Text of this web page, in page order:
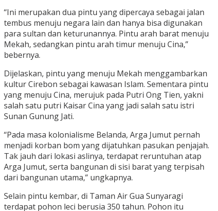
“Ini merupakan dua pintu yang dipercaya sebagai jalan
tembus menuju negara lain dan hanya bisa digunakan
para sultan dan keturunannya. Pintu arah barat menuju
Mekah, sedangkan pintu arah timur menuju Cina,”
bebernya.
Dijelaskan, pintu yang menuju Mekah menggambarkan
kultur Cirebon sebagai kawasan Islam. Sementara pintu
yang menuju Cina, merujuk pada Putri Ong Tien, yakni
salah satu putri Kaisar Cina yang jadi salah satu istri
Sunan Gunung Jati.
“Pada masa kolonialisme Belanda, Arga Jumut pernah
menjadi korban bom yang dijatuhkan pasukan penjajah.
Tak jauh dari lokasi aslinya, terdapat reruntuhan atap
Arga Jumut, serta bangunan di sisi barat yang terpisah
dari bangunan utama,” ungkapnya.
Selain pintu kembar, di Taman Air Gua Sunyaragi
terdapat pohon leci berusia 350 tahun. Pohon itu